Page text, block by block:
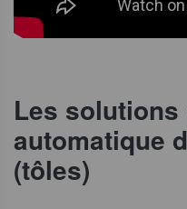
Les
automatique
(tôles)